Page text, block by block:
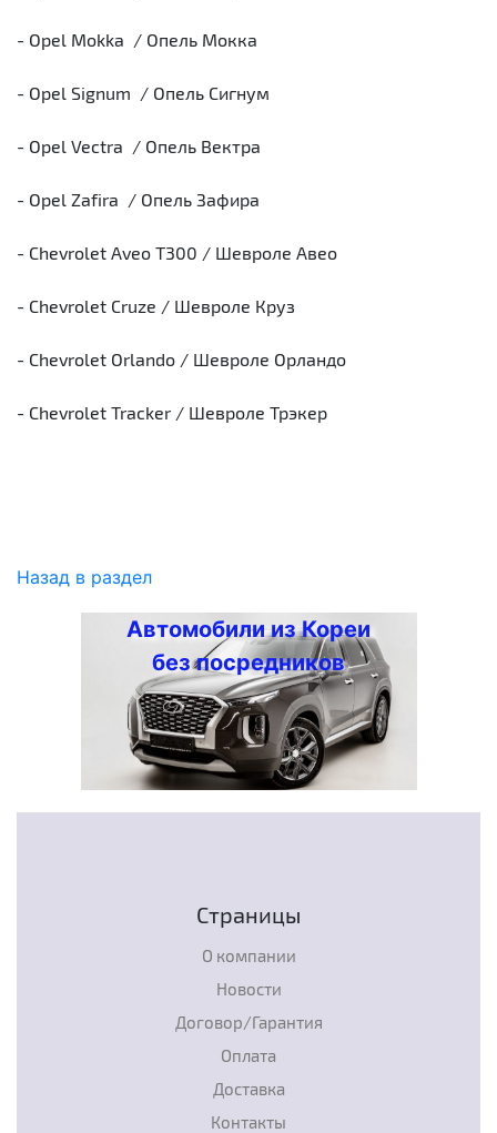
- Opel Mokka / Опель Мокка
- Opel Signum / Опель Сигнум
- Opel Vectra / Опель Вектра
- Opel Zafira / Опель Зафира
- Chevrolet Aveo T300 / Шевроле Авео
- Chevrolet Cruze / Шевроле Круз
- Chevrolet Orlando / Шевроле Орландо
- Chevrolet Tracker / Шевроле Трэкер
Назад в раздел
Автомобили из Кореи
без посредников
Страницы
О компании
Новости
Договор/Гарантия
Оплата
Доставка
Контакты